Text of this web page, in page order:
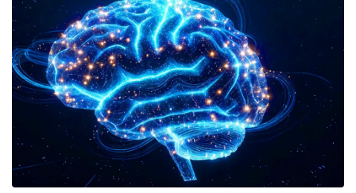
നാല് പേർ ആണ് കൊല്ലപ്പെട്ടത്. അക്രമത്തിൽ
നിരവധി പോലീസുകാർ ഉൾപ്പെടെ 19 പേർക്ക്
പരിക്കേൽക്കുകയും ചെയ്തിരുന്നു.
Tags: sambhal masjid sambhal riot
shahi juma masjid
masjid committee president safar ali